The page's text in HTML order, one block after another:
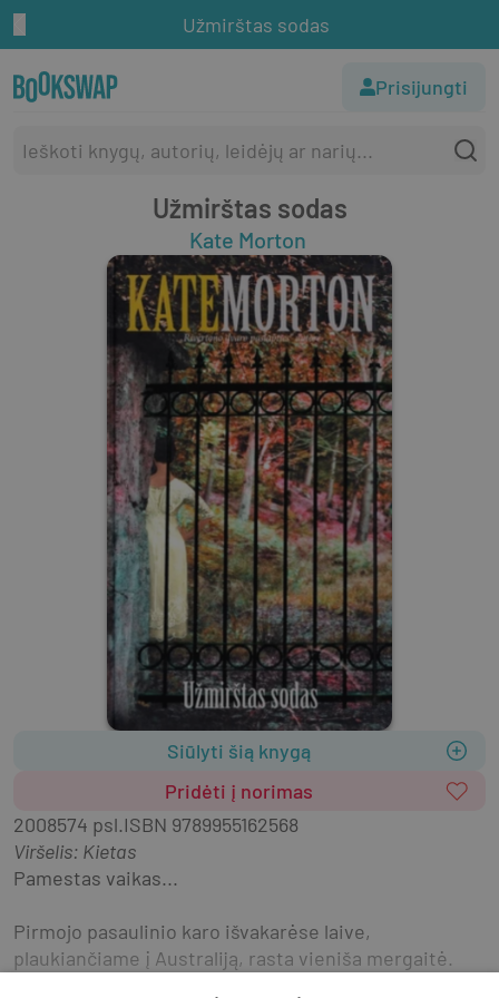
Užmirštas sodas
Prisijungti
Užmirštas sodas
Kate Morton
Siūlyti šią knygą
Pridėti į norimas
2008574 psl.ISBN 9789955162568
Viršelis: Kietas
Pamestas vaikas...
Pirmojo pasaulinio karo išvakarėse laive,
plaukiančiame į Australiją, rasta vieniša mergaitė.